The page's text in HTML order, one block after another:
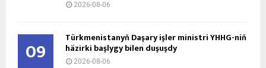
2026-08-06
09 Türkmenistanyň Daşary işler ministri ÝHHG-niň
häzirki başlygy bilen duşuşdy
2026-08-06